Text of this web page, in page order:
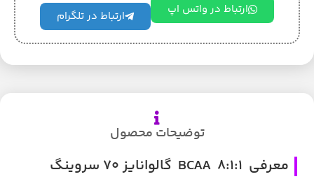
ارتباط در واتس اپ ارتباط در تلگرام
توضیحات محصول
معرفی BCAA 8:1:1 گالوانایز 70 سروینگ